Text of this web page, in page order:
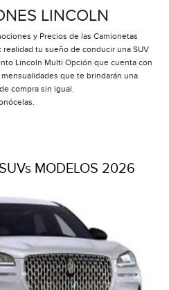
LINCOLN
y Precios de las Camionetas
tu sueño de conducir una SUV
Lincoln Multi Opción que cuenta con
que te brindarán una
compra sin igual.
MODELOS 2026